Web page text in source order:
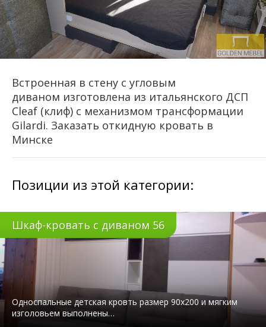
Встроенная в стену с угловым
диваном изготовлена из итальянского ДСП
Cleaf (клиф) с механизмом трансформации
Gilardi. Заказать откидную кровать в
Минске
Позиции из этой категории:
Шкаф-кровать с диваном 56
Односпальные детская кровть размер 90х200 и мягким
изголовьем выполнены…